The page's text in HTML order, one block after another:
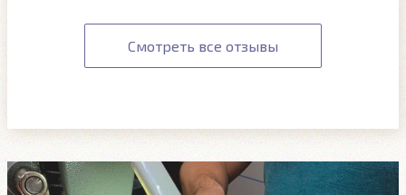
Смотреть все отзывы